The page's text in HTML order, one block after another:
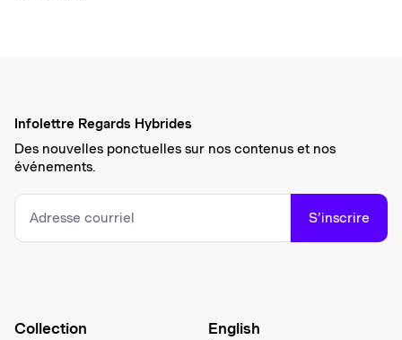
Infolettre Regards Hybrides
Des nouvelles ponctuelles sur nos contenus et nos
événements.
S’inscrire
Collection
English